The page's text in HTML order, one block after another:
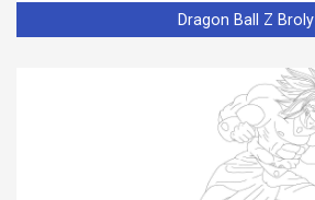
Dragon Ball Z Broly